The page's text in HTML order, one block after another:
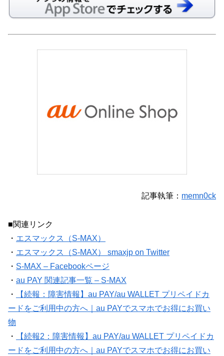
記事執筆： memn0ck
■関連リンク
・ エスマックス（S-MAX）
・ エスマックス（S-MAX） smaxjp on Twitter
・ S-MAX – Facebookページ
・ au PAY 関連記事一覧 – S-MAX
・
【続報：障害情報】au PAY/au WALLET プリペイドカ
ードをご利用中の方へ｜au PAYでスマホでお得にお買い
物
・
【続報2：障害情報】au PAY/au WALLET プリペイドカ
ードをご利用中の方へ｜au PAYでスマホでお得にお買い